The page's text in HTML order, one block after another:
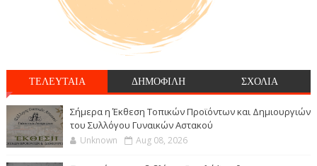
ΤΕΛΕΥΤΑΙΑ ΔΗΜΟΦΙΛΗ ΣΧΟΛΙΑ
Σήμερα η Έκθεση Τοπικών Προϊόντων και Δημιουργιών
του Συλλόγου Γυναικών Αστακού
Unknown Aug 08, 2026